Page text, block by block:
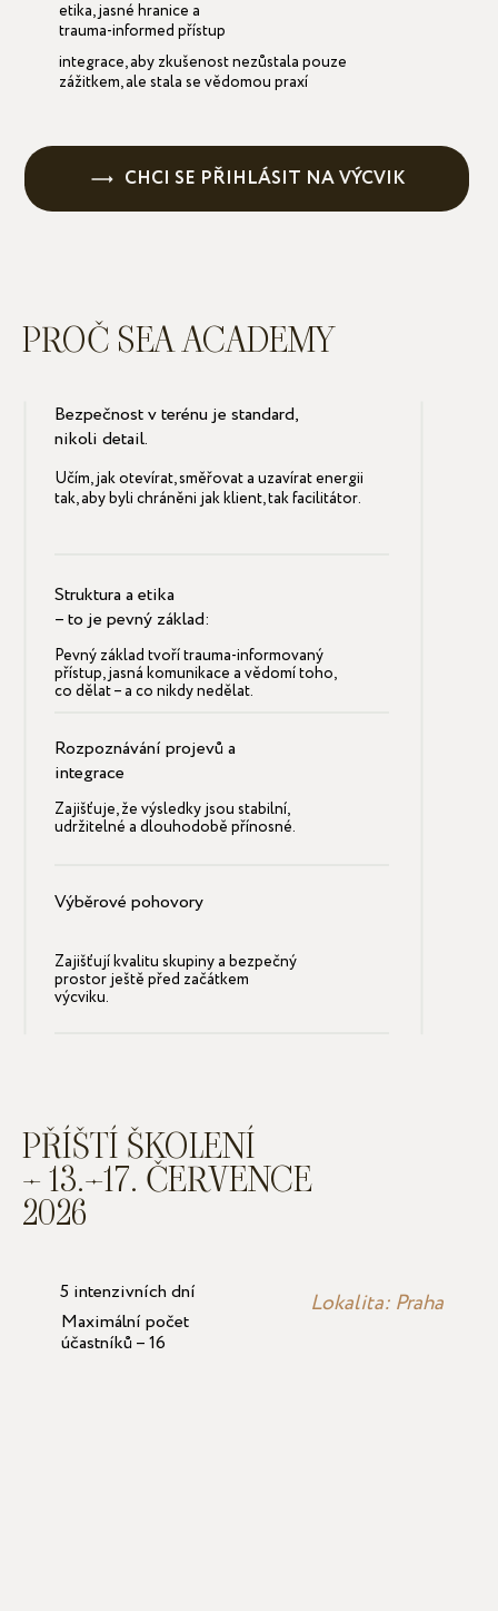
etika, jasné hranice a
trauma-informed přístup
integrace, aby zkušenost nezůstala pouze
zážitkem, ale stala se vědomou praxí
CHCI SE PŘIHLÁSIT NA VÝCVIK
PROČ SEA ACADEMY
Bezpečnost v terénu je standard,
nikoli detail.
Struktura a etika
– to je pevný základ:
Rozpoznávání projevů a
integrace
Výběrové pohovory
Učím, jak otevírat, směřovat a uzavírat energii
tak, aby byli chráněni jak klient, tak facilitátor.
Pevný základ tvoří trauma-informovaný
přístup, jasná komunikace a vědomí toho,
co dělat – a co nikdy nedělat.
Zajišťuje, že výsledky jsou stabilní,
udržitelné a dlouhodobě přínosné.
Zajišťují kvalitu skupiny a bezpečný
prostor ještě před začátkem
výcviku.
PŘÍŠTÍ ŠKOLENÍ
– 13.–17. ČERVENCE
2026
Lokalita: Praha
5 intenzivních dní
Maximální počet
účastníků – 16